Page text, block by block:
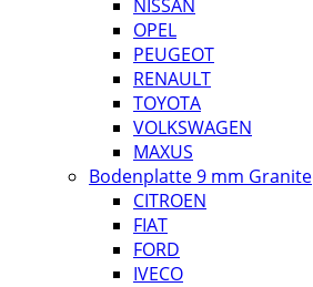
NISSAN
OPEL
PEUGEOT
RENAULT
TOYOTA
VOLKSWAGEN
MAXUS
Bodenplatte 9 mm Granite
CITROEN
FIAT
FORD
IVECO